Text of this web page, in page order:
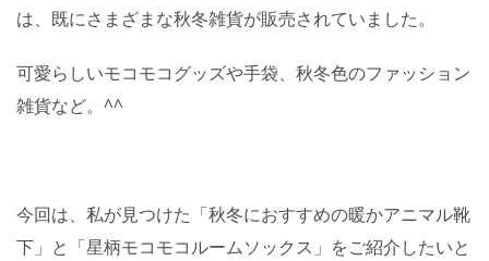
は、既にさまざまな秋冬雑貨が販売されていました。
可愛らしいモコモコグッズや手袋、秋冬色のファッション
雑貨など。^^
今回は、私が見つけた「秋冬におすすめの暖かアニマル靴
下」と「星柄モコモコルームソックス」をご紹介したいと